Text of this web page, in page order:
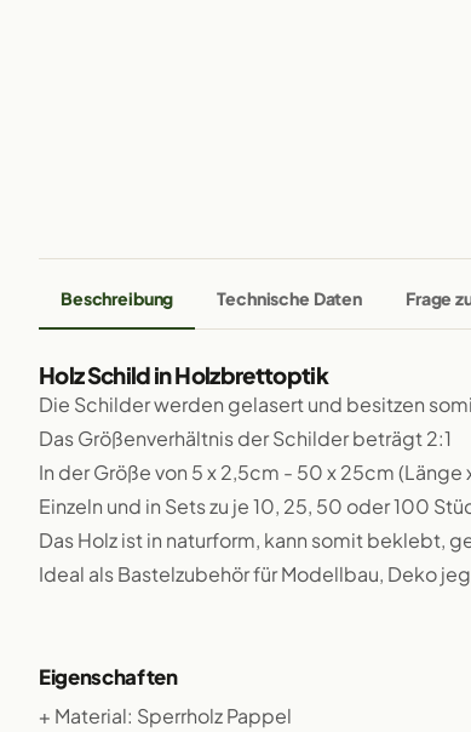
Beschreibung Technische Daten Frage
Holz Schild in Holzbrettoptik
Die Schilder werden gelasert und besitzen
Das Größenverhältnis der Schilder beträgt 2:1
In der Größe von 5 x 2,5cm - 50 x 25cm
Einzeln und in Sets zu je 10, 25, 50 oder 100
Das Holz ist in naturform, kann somit beklebt,
Ideal als Bastelzubehör für Modellbau, Deko
Eigenschaften
+ Material: Sperrholz Pappel